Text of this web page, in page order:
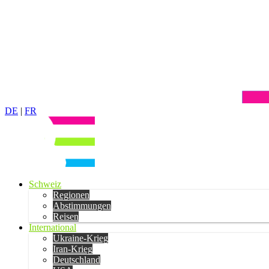
DE | FR
Schweiz
Regionen
Abstimmungen
Reisen
International
Ukraine-Krieg
Iran-Krieg
Deutschland